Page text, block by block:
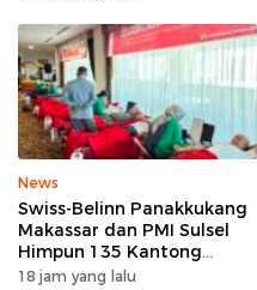
News
Swiss-Belinn Panakkukang
Makassar dan PMI Sulsel
Himpun 135 Kantong
Darah Lewat Aksi Donor
18 jam yang lalu